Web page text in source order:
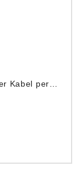
Equator 2.0 Speaker Kabel per meter